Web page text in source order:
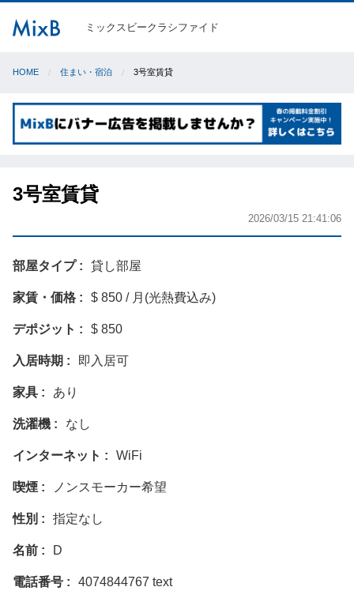
ミックスビークラシファイド
HOME 住まい・宿泊 3号室賃貸
3号室賃貸
2026/03/15 21:41:06
部屋タイプ 貸し部屋
家賃・価格 $ 850 / 月(光熱費込み)
デポジット $ 850
入居時期 即入居可
家具 あり
洗濯機 なし
インターネット WiFi
喫煙 ノンスモーカー希望
性別 指定なし
名前 D
電話番号 4074844767 text